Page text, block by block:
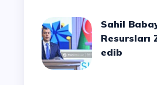
Sahil Babayev “İnsan
Resursları
edib